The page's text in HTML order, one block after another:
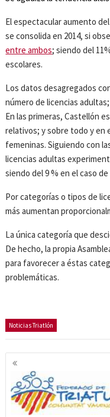
El espectacular aumento
se consolida en 2014, si
entre ambos; siendo del
escolares.
Los datos desagregados
número de licencias
En las primeras, Castellón
relativos; y sobre todo y en
femeninas. Siguiendo con
licencias adultas
siendo del 9 % en el caso
Por categorías o tipos de
más aumentan
La única categoría que
De hecho, la propia
para favorecer a éstas
problemáticas.
Noticias Triatlón
Navegación
entradas